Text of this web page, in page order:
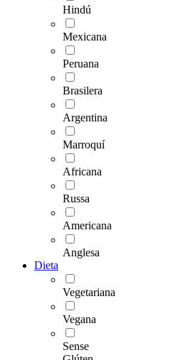
Hindú
Mexicana
Peruana
Brasilera
Argentina
Marroquí
Africana
Russa
Americana
Anglesa
Dieta
Vegetariana
Vegana
Sense